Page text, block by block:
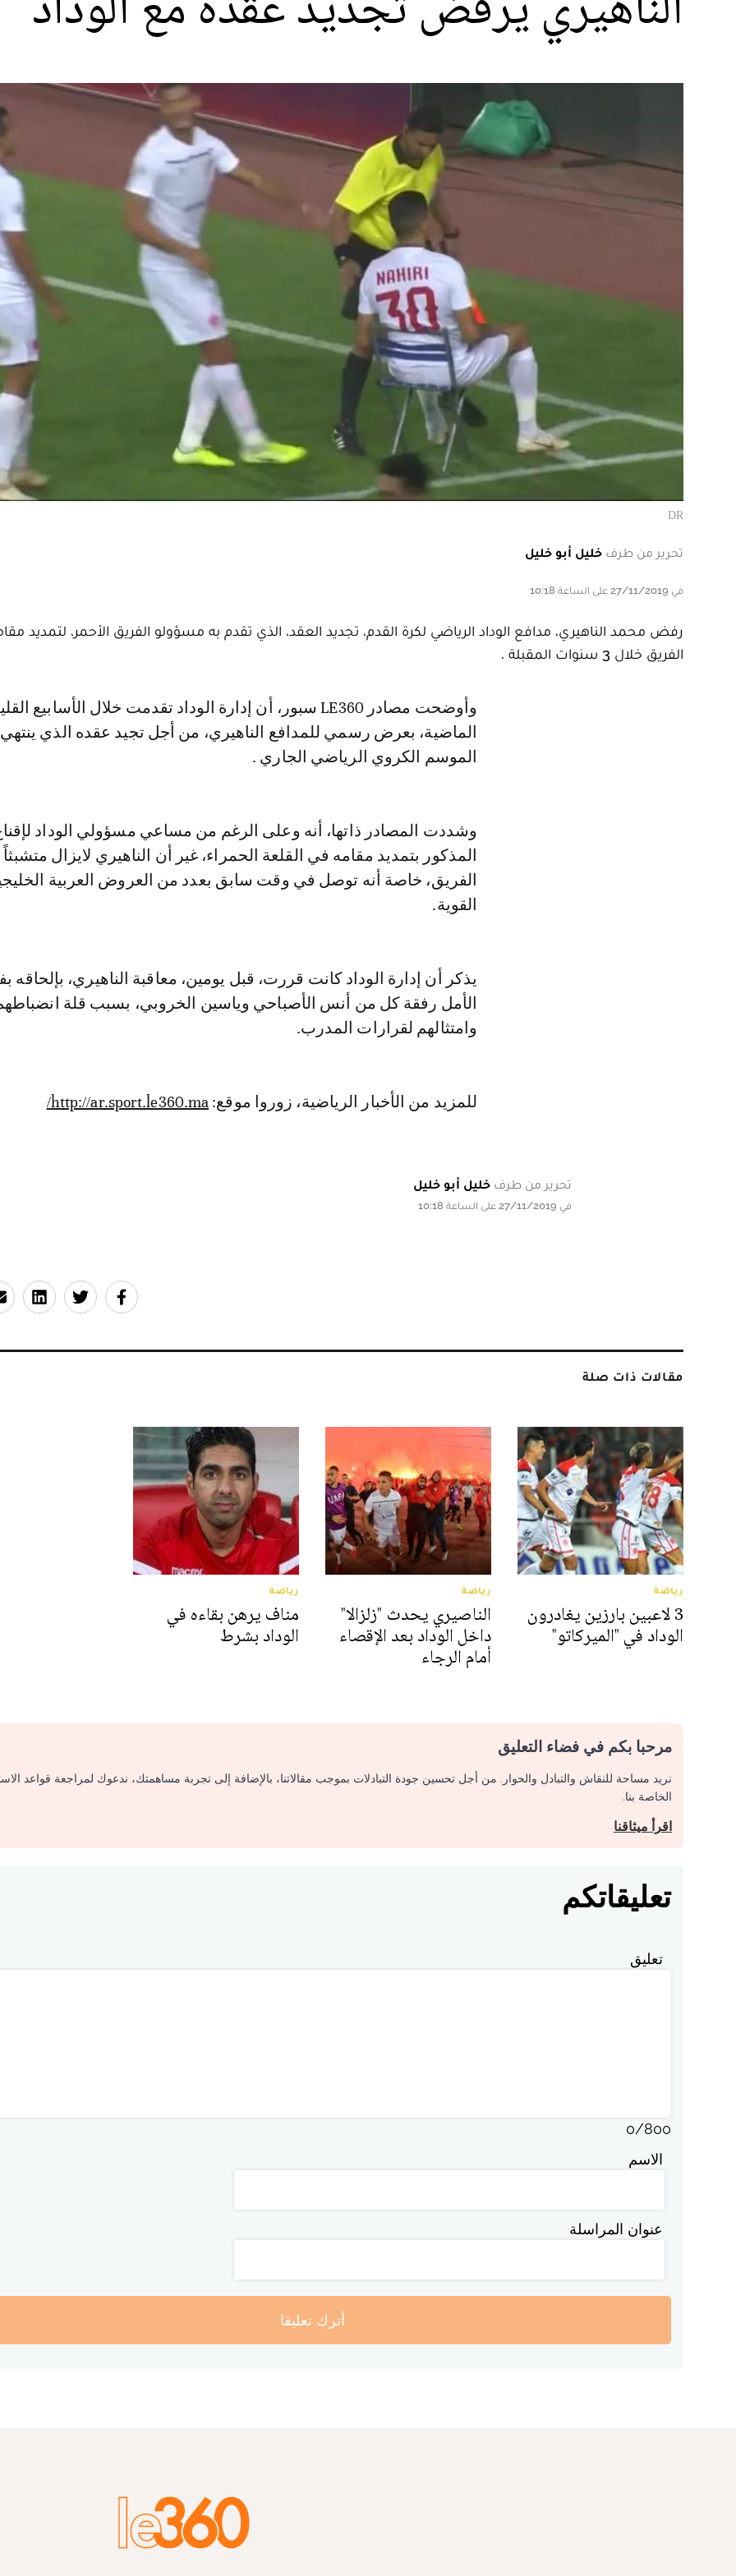
DR
تحرير من طرف خليل أبو خليل
في 27/11/2019 على الساعة 10:18
رفض محمد الناهيري، مدافع الوداد الرياضي لكرة القدم، تجديد العقد، الذي تقدم به مسؤولو الفريق الأحمر، لتمديد
الفريق خلال 3 سنوات المقبلة .
وأوضحت مصادر LE360 سبور، أن إدارة الوداد تقدمت خلال الأسابيع القليلة
الماضية، بعرض رسمي للمدافع الناهيري، من أجل تجيد عقده الذي
الموسم الكروي الرياضي الجاري .
وشددت المصادر ذاتها، أنه وعلى الرغم من مساعي مسؤولي الوداد
المذكور بتمديد مقامه في القلعة الحمراء، غير أن الناهيري لايزال
الفريق، خاصة أنه توصل في وقت سابق بعدد من العروض العربية
القوية.
يذكر أن إدارة الوداد كانت قررت، قبل يومين، معاقبة الناهيري، بإلحاقه
الأمل رفقة كل من أنس الأصباحي وياسين الخروبي، بسبب قلة
وامتثالهم لقرارات المدرب.
للمزيد من الأخبار الرياضية، زوروا موقع: http://ar.sport.le360.ma/
تحرير من طرف خليل أبو خليل
في 27/11/2019 على الساعة 10:18
مقالات ذات صلة
رياضة
3 لاعبين بارزين يغادرون
الوداد في "الميركاتو"
رياضة
الناصيري يحدث "زلزالا"
داخل الوداد بعد الإقصاء
أمام الرجاء
رياضة
مناف يرهن بقاءه في
الوداد بشرط
مرحبا بكم في فضاء التعليق
نريد مساحة للنقاش والتبادل والحوار. من أجل تحسين جودة التبادلات بموجب مقالاتنا، بالإضافة إلى تجربة مساهمتك، ندعوك لمراجعة قواعد
الخاصة بنا.
اقرأ ميثاقنا
تعليقاتكم
تعليق
0/800
الاسم
عنوان المراسلة
أترك تعليقا